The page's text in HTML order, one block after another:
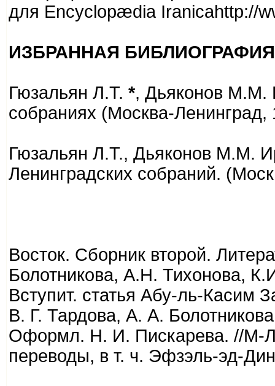
для Encyclopædia Iranicahttp://
ИЗБРАННАЯ БИБЛИОГРАФИЯ
Гюзальян Л.Т. *, Дьяконов М.М.
собраниях (Москва-Ленинград,
Гюзальян Л.Т., Дьяконов М.М.
Ленинградских собраний.
Восток. Сборник второй.
Болотникова, А.Н. Тихонова,
Вступит. статья Абу-ль-Касим
В. Г. Тардова, А. А.
Оформл. Н. И. Пискарева. //М-Л
переводы, в т. ч. Эфзэль-эд-